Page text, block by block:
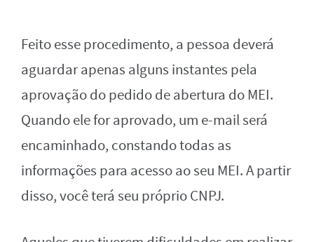
Feito esse procedimento, a pessoa deverá
aguardar apenas alguns instantes pela
aprovação do pedido de abertura do MEI.
Quando ele for aprovado, um e-mail será
encaminhado, constando todas as
informações para acesso ao seu MEI. A partir
disso, você terá seu próprio CNPJ.